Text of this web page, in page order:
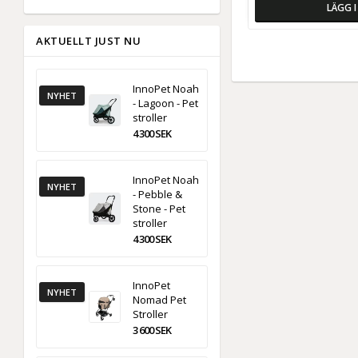
AKTUELLT JUST NU
NYHET
InnoPet Noah
- Lagoon - Pet
stroller
4 300 SEK
NYHET
InnoPet Noah
- Pebble &
Stone - Pet
stroller
4 300 SEK
NYHET
InnoPet
Nomad Pet
Stroller
3 600 SEK
LÄGG